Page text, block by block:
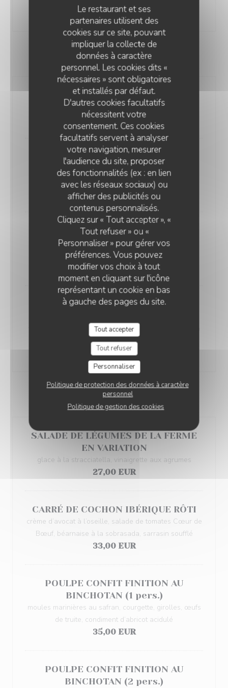
Le restaurant et ses
partenaires utilisent des
cookies sur ce site, pouvant
impliquer la collecte de
données à caractère
personnel. Les cookies dits «
nécessaires » sont obligatoires
et installés par défaut.
D'autres cookies facultatifs
nécessitent votre
consentement. Ces cookies
facultatifs servent à analyser
votre navigation, mesurer
l'audience du site, proposer
des fonctionnalités (ex : en lien
avec les réseaux sociaux) ou
afficher des publicités ou
contenus personnalisés.
Cliquez sur « Tout accepter », «
Tout refuser » ou «
Personnaliser » pour gérer vos
préférences. Vous pouvez
modifier vos choix à tout
moment en cliquant sur l'icône
représentant un cookie en bas
à gauche des pages du site.
Tout accepter
Tout refuser
Personnaliser
Politique de protection des données à caractère
personnel
Politique de gestion des cookies
21,00 EUR
ENTRÉES
SEICHE & FENOUIL MARINÉS
gelée de dashi fumé, Vinaigre de fraise, shiso vert
16,00 EUR
CAPELLINI FROIDS
granité de gaspacho, dashi à la citronnelle, kimchi
maison de légumes d’été, groseilles.
16,00 EUR
WARAYAKI DE VEAU ROSÉ, FAÇON
VITELLO TONNATO
purée de poivron brûlé, sauce vierge, coriandre
17,00 EUR
HOMARD BRETON GRILLÉ AU
tempura de fleur de courgette, jus corsé de homard à
la citronnelle
29,00 EUR
POUR 1 OU 2 PERSONNES ...
SALADE DE LÉGUMES DE LA FERME
EN VARIATION
glace à la stracciatella, vinaigrette aux agrumes
27,00 EUR
CARRÉ DE COCHON IBÉRIQUE RÔTI
crème d’avocat à l’oseille, salade de tomates Cœur de
Bœuf, béarnaise à la sobrasada, sarrasin soufflé
33,00 EUR
POULPE CONFIT FINITION AU
BINCHOTAN (1 pers.)
moules marinières au safran, courgette, girolles, œufs
de truite, condiment d’abricot acidulé
35,00 EUR
POULPE CONFIT FINITION AU
BINCHOTAN (2 pers.)